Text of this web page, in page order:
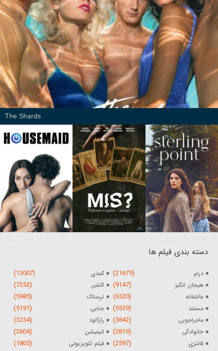
The Shards
دسته بندی فیلم ها
درام (21675) کمدی (13007)
هیجان انگیز (9147) اکشن (7252)
عاشقانه (6520) ترسناک (5985)
مستند (5539) جنایی (5191)
ماجراجویی (3842) رازآلود (3234)
خانوادگی (2819) انیمیشن (2604)
فانتزی (2597) فیلم تلویزیونی (1865)